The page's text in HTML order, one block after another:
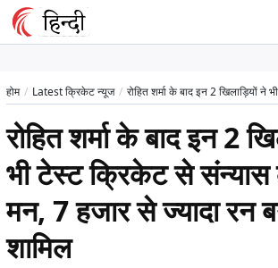
होम Latest क्रिकेट न्यूज रोहित शर्मा के बाद इन 2 खिलाड़ियों ने भी टेस्ट क्रिकेट से संन्यास का
रोहित शर्मा के बाद इन 2
भी टेस्ट क्रिकेट से संन्यास
मन, 7 हजार से ज्यादा रन
शामिल